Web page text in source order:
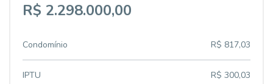
R$ 2.298.000,00
Condomínio R$ 817,03
IPTU R$ 300,03